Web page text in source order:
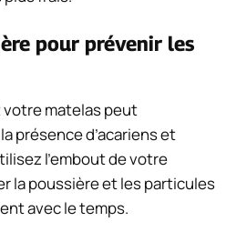
pour prévenir les
matelas peut
présence d’acariens et
l’embout de votre
la poussière et les particules
avec le temps.